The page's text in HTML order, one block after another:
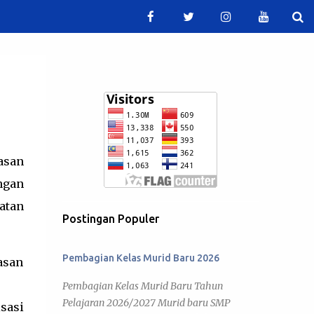
Postingan Populer
Pembagian Kelas Murid Baru 2026
Pembagian Kelas Murid Baru Tahun
Pelajaran 2026/2027 Murid baru SMP